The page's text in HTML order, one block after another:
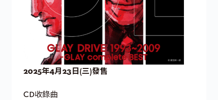
2025年4月23日(三)發售
CD收錄曲